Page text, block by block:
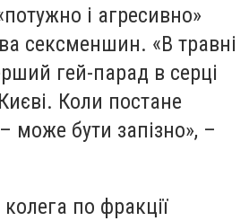
і агресивно»
сексменшин. «В травні
гей-парад в серці
Коли постане
може бути запізно», –
по фракції